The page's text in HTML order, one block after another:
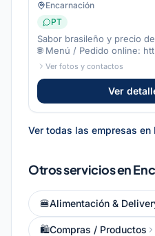
Encarnación
PT
Sabor brasileño y precio
🌐 Menú / Pedido online:
Ver fotos y contactos
Ver
Ver todas las empresas en
Otros servicios en
🍔Alimentación &
🛍Compras / Productos